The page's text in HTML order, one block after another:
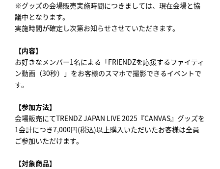
※グッズの会場販売実施時間につきましては、現在会場と協
議中となります。
実施時間が確定し次第お知らせさせていただきます。
【内容】
お好きなメンバー1名による「FRIENDZを応援するファイティ
ン動画（30秒）」をお客様のスマホで撮影できるイベントで
す。
【参加方法】
会場販売にてTRENDZ JAPAN LIVE 2025『CANVAS』グッズを
1会計につき7,000円(税込)以上購入いただいたお客様は全員
ご参加いただけます。
【対象商品】